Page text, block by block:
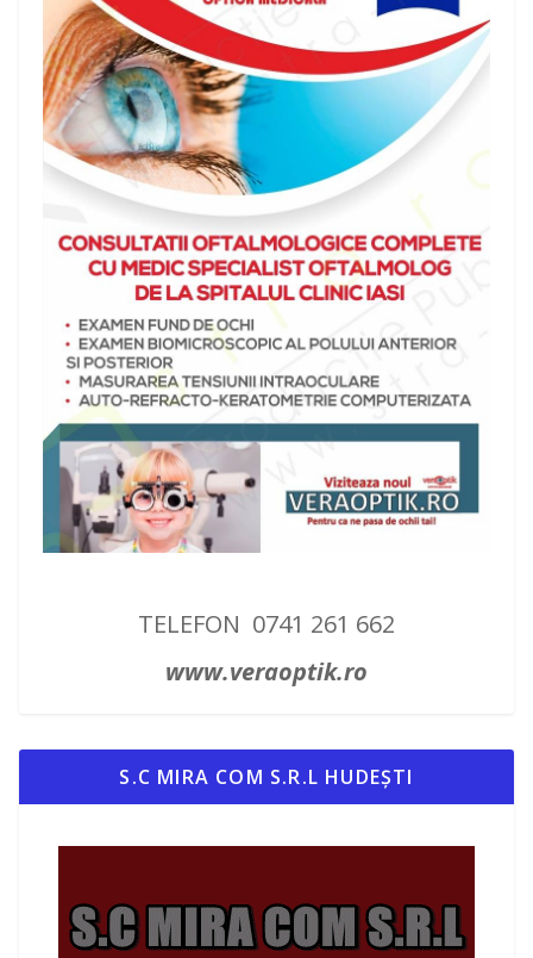
TELEFON 0741 261 662
www.veraoptik.ro
S.C MIRA COM S.R.L HUDEȘTI